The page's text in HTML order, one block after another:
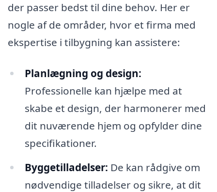
der passer bedst til dine behov. Her er
nogle af de områder, hvor et firma med
ekspertise i tilbygning kan assistere:
Planlægning og design:
Professionelle kan hjælpe med at
skabe et design, der harmonerer med
dit nuværende hjem og opfylder dine
specifikationer.
Byggetilladelser: De kan rådgive om
nødvendige tilladelser og sikre, at dit